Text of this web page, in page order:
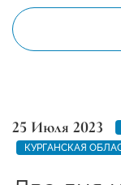
25 Июля 2023
КУРГАНСКАЯ